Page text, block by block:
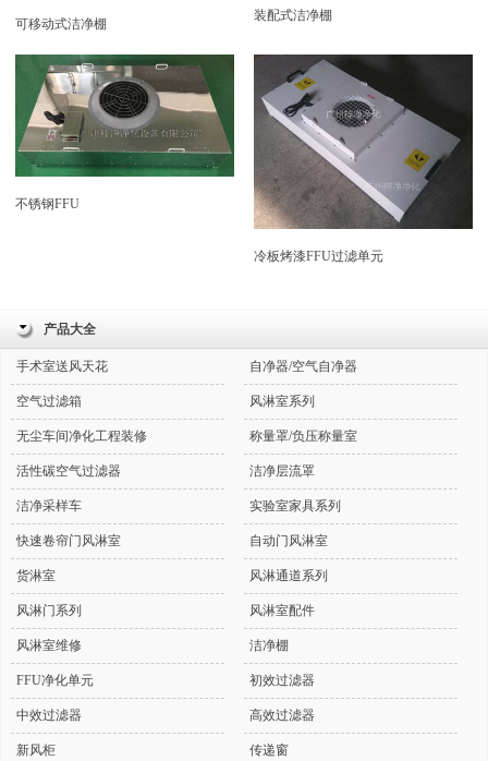
可移动式洁净棚
装配式洁净棚
不锈钢FFU
冷板烤漆FFU过滤单元
产品大全
手术室送风天花 自净器/空气自净器
空气过滤箱 风淋室系列
无尘车间净化工程装修 称量罩/负压称量室
活性碳空气过滤器 洁净层流罩
洁净采样车 实验室家具系列
快速卷帘门风淋室 自动门风淋室
货淋室 风淋通道系列
风淋门系列 风淋室配件
风淋室维修 洁净棚
FFU净化单元 初效过滤器
中效过滤器 高效过滤器
新风柜 传递窗